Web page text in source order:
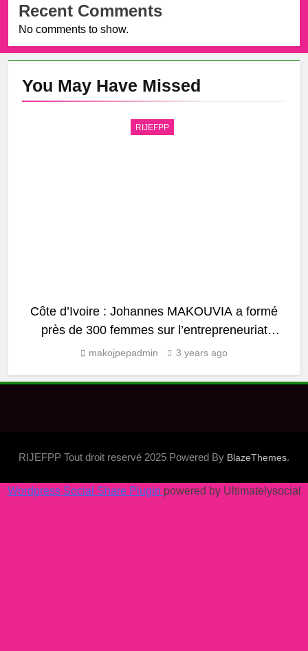
Recent Comments
No comments to show.
You May Have Missed
RIJEFPP
Côte d’Ivoire : Johannes MAKOUVIA a formé
près de 300 femmes sur l’entrepreneuriat
féminin.
makojpepadmin 3 years ago
RIJEFPP Tout droit reservé 2025 Powered By BlazeThemes.
Wordpress Social Share Plugin powered by Ultimatelysocial